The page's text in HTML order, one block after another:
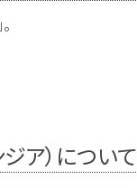
ア）について